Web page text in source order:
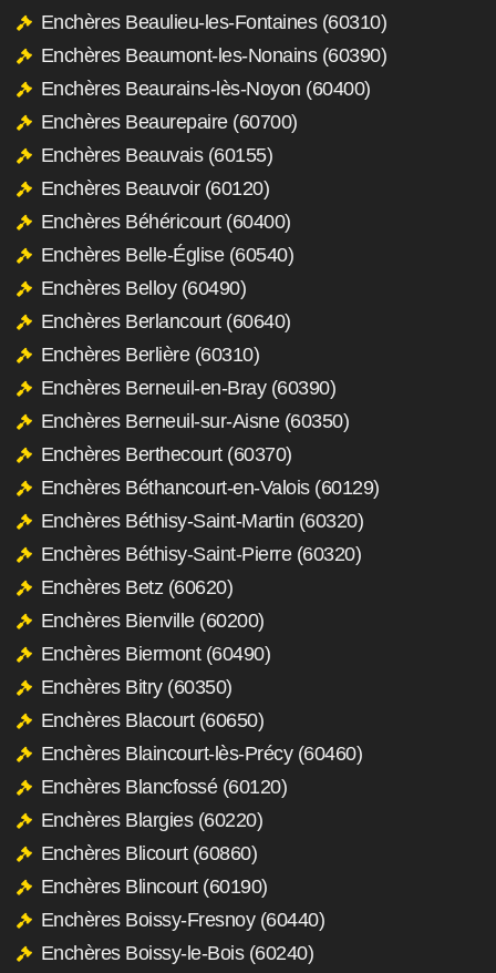
Enchères Beaulieu-les-Fontaines (60310)
Enchères Beaumont-les-Nonains (60390)
Enchères Beaurains-lès-Noyon (60400)
Enchères Beaurepaire (60700)
Enchères Beauvais (60155)
Enchères Beauvoir (60120)
Enchères Béhéricourt (60400)
Enchères Belle-Église (60540)
Enchères Belloy (60490)
Enchères Berlancourt (60640)
Enchères Berlière (60310)
Enchères Berneuil-en-Bray (60390)
Enchères Berneuil-sur-Aisne (60350)
Enchères Berthecourt (60370)
Enchères Béthancourt-en-Valois (60129)
Enchères Béthisy-Saint-Martin (60320)
Enchères Béthisy-Saint-Pierre (60320)
Enchères Betz (60620)
Enchères Bienville (60200)
Enchères Biermont (60490)
Enchères Bitry (60350)
Enchères Blacourt (60650)
Enchères Blaincourt-lès-Précy (60460)
Enchères Blancfossé (60120)
Enchères Blargies (60220)
Enchères Blicourt (60860)
Enchères Blincourt (60190)
Enchères Boissy-Fresnoy (60440)
Enchères Boissy-le-Bois (60240)